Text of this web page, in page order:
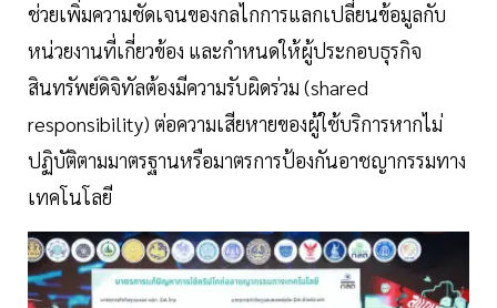
ช่วยเพิ่มความชัดเจนของกลไกการแลกเปลี่ยนข้อมูลกับ
หน่วยงานที่เกี่ยวข้อง และกำหนดให้ผู้ประกอบธุรกิจ
สินทรัพย์ดิจิทัลต้องมีความรับผิดร่วม (shared
responsibility) ต่อความเสียหายของผู้ใช้บริการหากไม่
ปฏิบัติตามมาตรฐานหรือมาตรการป้องกันอาชญากรรมทาง
เทคโนโลยี